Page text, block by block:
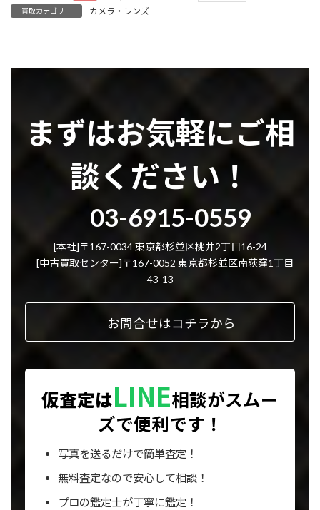
買取カテゴリー カメラ・レンズ
まずはお気軽にご相
談ください！
03-6915-0559
[本社]〒167-0034 東京都杉並区桃井2丁目16-24
[中古買取センター]〒167-0052 東京都杉並区南荻窪1丁目
43-13
お問合せはコチラから
仮査定はLINE相談がスムー
ズで便利です！
写真を送るだけで簡単査定！
無料査定なので安心して相談！
プロの鑑定士が丁寧に鑑定！